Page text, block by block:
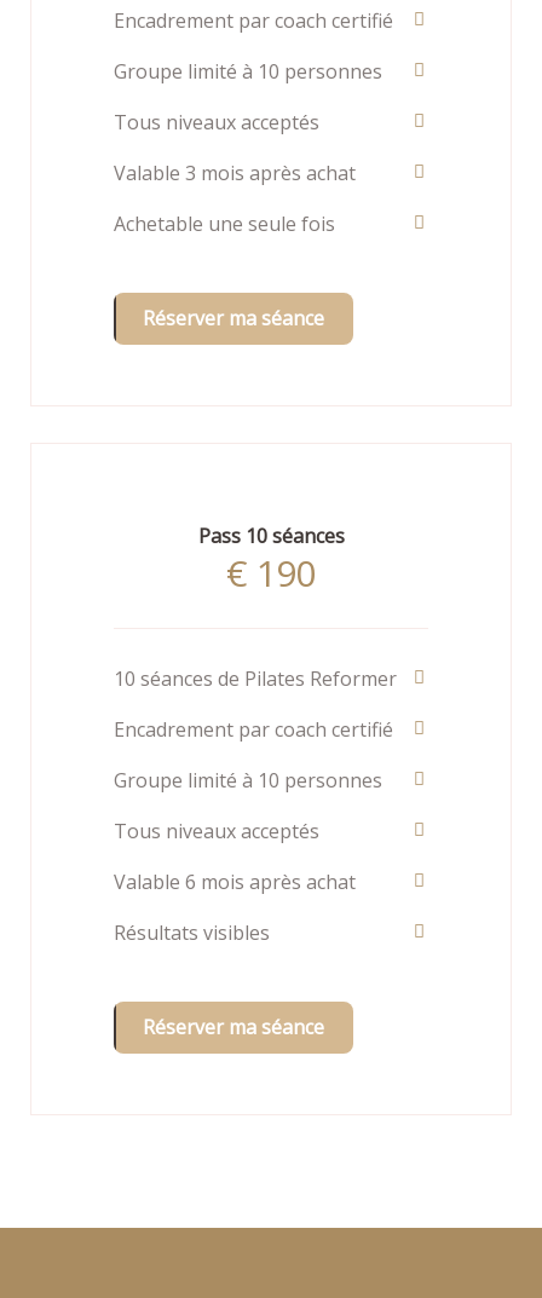
Encadrement par coach certifié
Groupe limité à 10 personnes
Tous niveaux acceptés
Valable 3 mois après achat
Achetable une seule fois
Réserver ma séance
Pass 10 séances
€ 190
10 séances de Pilates Reformer
Encadrement par coach certifié
Groupe limité à 10 personnes
Tous niveaux acceptés
Valable 6 mois après achat
Résultats visibles
Réserver ma séance